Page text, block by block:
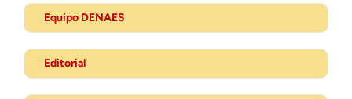
Equipo DENAES
Editorial